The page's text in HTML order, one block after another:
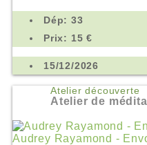
Dép: 33
Prix: 15 €
15/12/2026
Atelier découverte
Atelier de
Audrey Rayamond -